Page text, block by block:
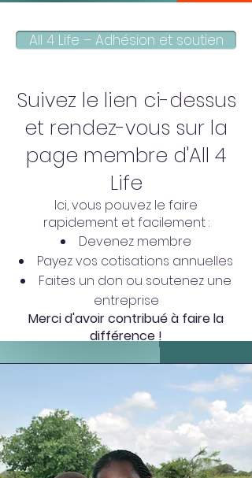
All 4 Life – Adhésion et soutien
Suivez le lien ci-dessus
et rendez-vous sur la
page membre d'All 4
Life
Ici, vous pouvez le faire
rapidement et facilement :
Devenez membre
Payez vos cotisations annuelles
Faites un don ou soutenez une
entreprise
Merci d'avoir contribué à faire la
différence !